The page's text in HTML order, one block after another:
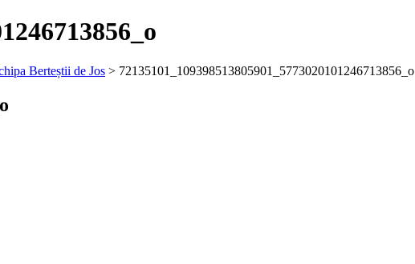
Berteștii de Jos > 72135101_109398513805901_5773020101246713856_o